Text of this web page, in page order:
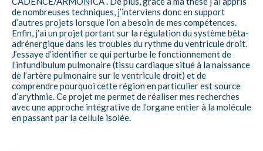
de nombreuses techniques, j’interviens donc en support
d’autres projets lorsque l’on a besoin de mes compétences.
Enfin, j’ai un projet portant sur la régulation du système bêta-
adrénergique dans les troubles du rythme du ventricule droit.
J’essaye d’identifier ce qui perturbe le fonctionnement de
l’infundibulum pulmonaire (tissu cardiaque situé à la naissance
de l’artère pulmonaire sur le ventricule droit) et de
comprendre pourquoi cette région en particulier est source
d’arythmie. Ce projet me permet de réaliser mes recherches
avec une approche intégrative de l’organe entier à la molécule
en passant par la cellule isolée.